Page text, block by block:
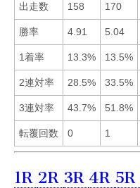
出走数 158 170
勝率 4.91 5.04
1着率 13.3% 13.5%
2連対率 28.5% 33.5%
3連対率 43.7% 51.8%
転覆回数 0 1
1R 2R 3R 4R 5R